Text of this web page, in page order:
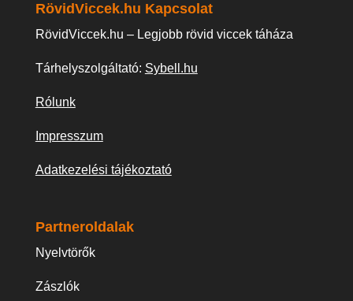
RövidViccek.hu Kapcsolat
RövidViccek.hu – Legjobb rövid viccek táháza
Tárhelyszolgáltató: Sybell.hu
Rólunk
Impresszum
Adatkezelési tájékoztató
Partneroldalak
Nyelvtörők
Zászlók